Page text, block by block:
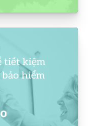
tiết kiệm
hiểm